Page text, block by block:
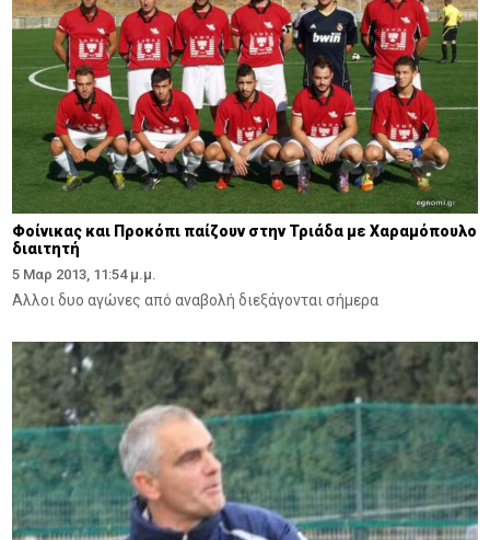
Φοίνικας και Προκόπι παίζουν στην Τριάδα με Χαραμόπουλο
διαιτητή
5 Μαρ 2013, 11:54 μ.μ.
Αλλοι δυο αγώνες από αναβολή διεξάγονται σήμερα